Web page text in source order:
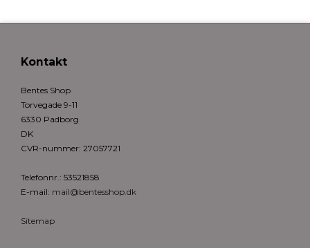
Kontakt
Bentes Shop
Torvegade 9-11
6330 Padborg
DK
CVR-nummer: 27057721
Telefonnr.: 53521858
E-mail: mail@bentesshop.dk
Sitemap